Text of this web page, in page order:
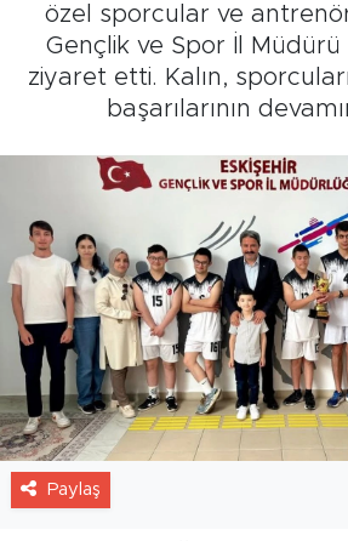
özel sporcular ve
Gençlik ve Spor İl Müdürü
ziyaret etti. Kalın,
başarılarının
Paylaş